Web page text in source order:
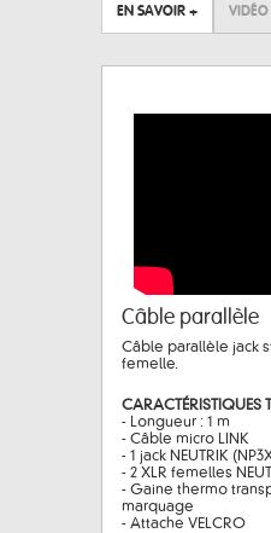
EN SAVOIR + VIDÉO
Câble parallèle
Câble parallèle jack
femelle.
CARACTÉRISTIQUES
- Longueur : 1 m
- Câble micro LINK
- 1 jack NEUTRIK
- 2 XLR femelles
- Gaine thermo
marquage
- Attache VELCRO